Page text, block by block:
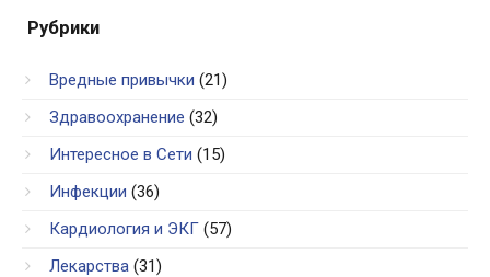
Рубрики
Вредные привычки (21)
Здравоохранение (32)
Интересное в Сети (15)
Инфекции (36)
Кардиология и ЭКГ (57)
Лекарства (31)